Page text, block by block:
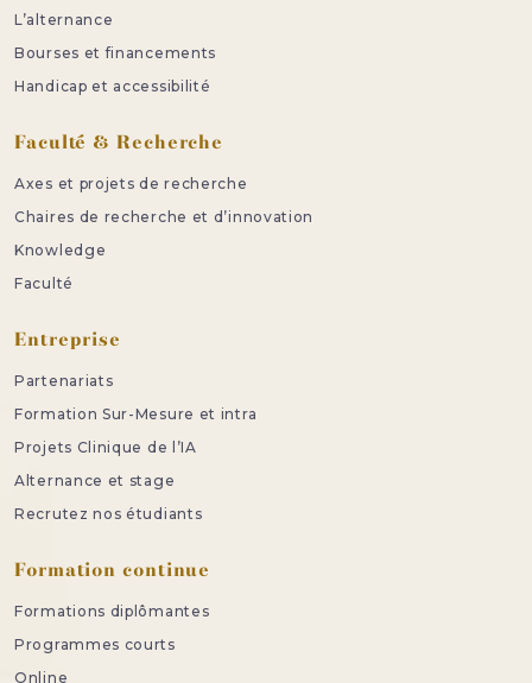
L’alternance
Bourses et financements
Handicap et accessibilité
Faculté & Recherche
Axes et projets de recherche
Chaires de recherche et d’innovation
Knowledge
Faculté
Entreprise
Partenariats
Formation Sur-Mesure et intra
Projets Clinique de l’IA
Alternance et stage
Recrutez nos étudiants
Formation continue
Formations diplômantes
Programmes courts
Online